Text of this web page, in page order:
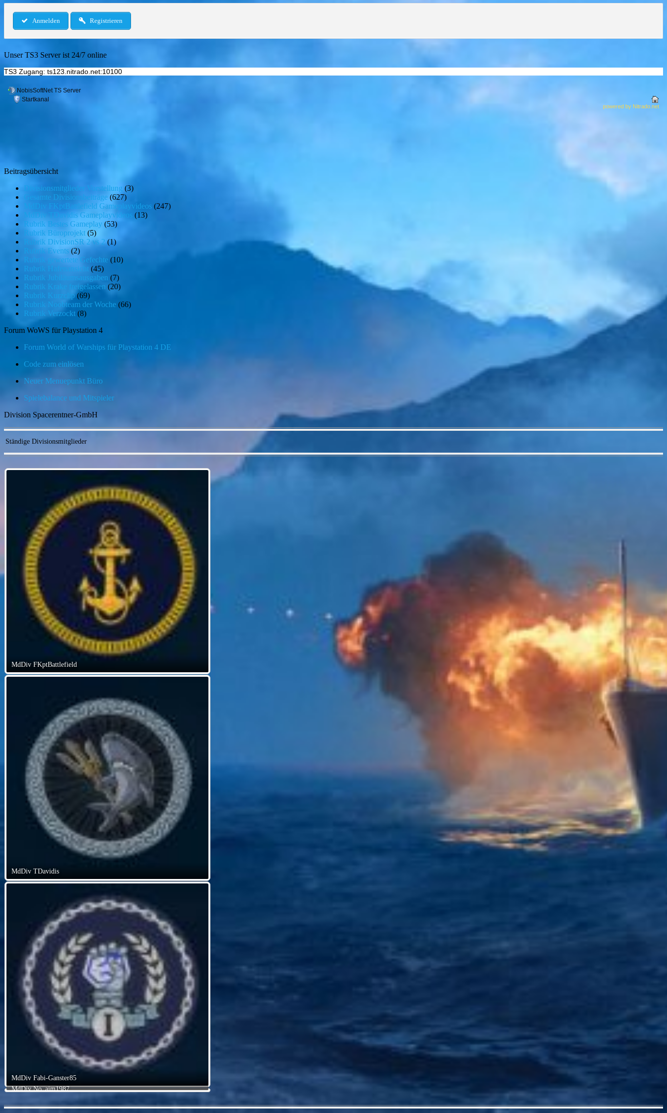
Anmelden Registrieren
Unser TS3 Server ist 24/7 online
TS3 Zugang: ts123.nitrado.net:10100
Beitragsübersicht
Divisionsmitglieder Vorstellung (3)
Gesamte Divisionsbeiträge (627)
MdDiv FKptBattlefield Gameplayvideos (247)
MdDiv TDavidis Gameplayvideos (13)
Rubrik Bestes Gameplay (53)
Rubrik Büroprojekt (5)
Rubrik DivisionSR 2 vs 2 (1)
Rubrik Events (2)
Rubrik gewertete Gefechte (10)
Rubrik Hafenansicht (45)
Rubrik Jubiläumsausgaben (7)
Rubrik Krake freigelassen (20)
Rubrik Kurzclip(69)
Rubrik Noobteam der Woche (66)
Rubrik Verzockt (8)
Forum WoWS für Playstation 4
Forum World of Warships für Playstation 4 DE
Code zum einlösen
Neuer Menuepunkt Büro
Spielebalance und Mitspieler
Division Spacerentner-GmbH
Ständige Divisionsmitglieder
MdDiv FKptBattlefield
MdDiv TDavidis
MdDiv Fabi-Ganster85
MdDiv No_aim1987